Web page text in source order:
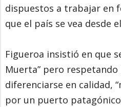
dispuestos a trabajar en
que el país se vea desde
Figueroa insistió en que
Muerta” pero
diferenciarse en calidad,
por un puerto